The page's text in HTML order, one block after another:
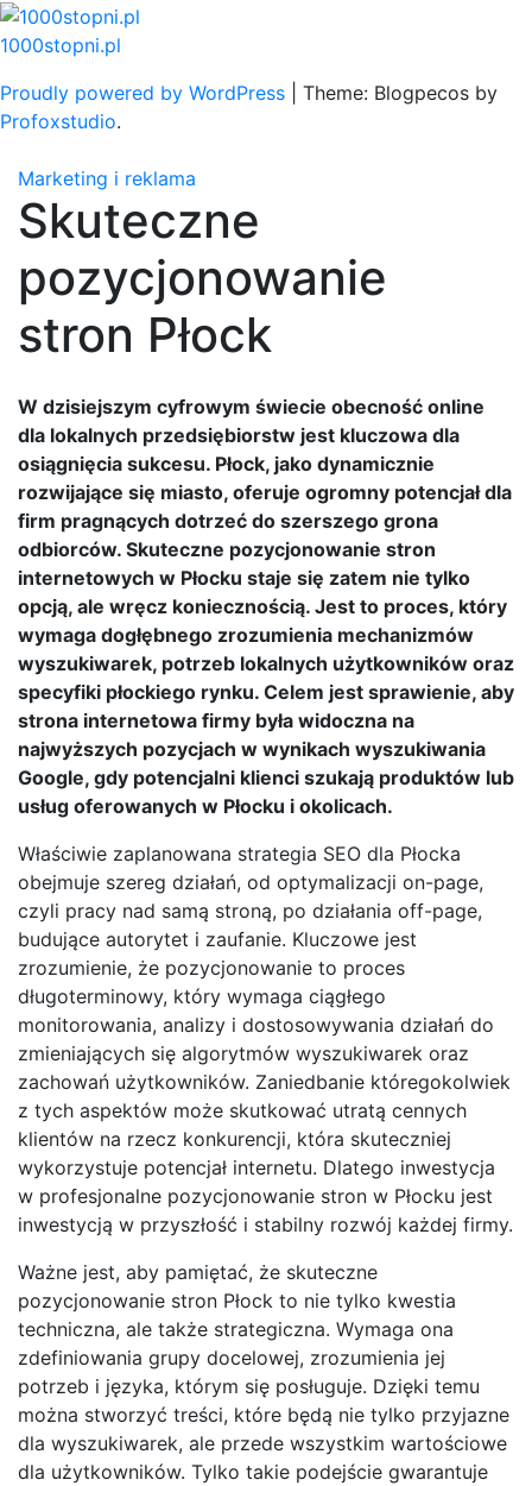
Skip
to
1000stopni.pl
Proudly powered by WordPress
Theme: Blogpecos by
Profoxstudio.
Marketing i reklama
Skuteczne
pozycjonowanie
stron Płock
W dzisiejszym cyfrowym świecie obecność online
dla lokalnych przedsiębiorstw jest kluczowa dla
osiągnięcia sukcesu. Płock, jako dynamicznie
rozwijające się miasto, oferuje ogromny potencjał dla
firm pragnących dotrzeć do szerszego grona
odbiorców. Skuteczne pozycjonowanie stron
internetowych w Płocku staje się zatem nie tylko
opcją, ale wręcz koniecznością. Jest to proces, który
wymaga dogłębnego zrozumienia mechanizmów
wyszukiwarek, potrzeb lokalnych użytkowników oraz
specyfiki płockiego rynku. Celem jest sprawienie, aby
strona internetowa firmy była widoczna na
najwyższych pozycjach w wynikach wyszukiwania
Google, gdy potencjalni klienci szukają produktów lub
usług oferowanych w Płocku i okolicach.
Właściwie zaplanowana strategia SEO dla Płocka
obejmuje szereg działań, od optymalizacji on-page,
czyli pracy nad samą stroną, po działania off-page,
budujące autorytet i zaufanie. Kluczowe jest
zrozumienie, że pozycjonowanie to proces
długoterminowy, który wymaga ciągłego
monitorowania, analizy i dostosowywania działań do
zmieniających się algorytmów wyszukiwarek oraz
zachowań użytkowników. Zaniedbanie któregokolwiek
z tych aspektów może skutkować utratą cennych
klientów na rzecz konkurencji, która skuteczniej
wykorzystuje potencjał internetu. Dlatego inwestycja
w profesjonalne pozycjonowanie stron w Płocku jest
inwestycją w przyszłość i stabilny rozwój każdej firmy.
Ważne jest, aby pamiętać, że skuteczne
pozycjonowanie stron Płock to nie tylko kwestia
techniczna, ale także strategiczna. Wymaga ona
zdefiniowania grupy docelowej, zrozumienia jej
potrzeb i języka, którym się posługuje. Dzięki temu
można stworzyć treści, które będą nie tylko przyjazne
dla wyszukiwarek, ale przede wszystkim wartościowe
dla użytkowników. Tylko takie podejście gwarantuje